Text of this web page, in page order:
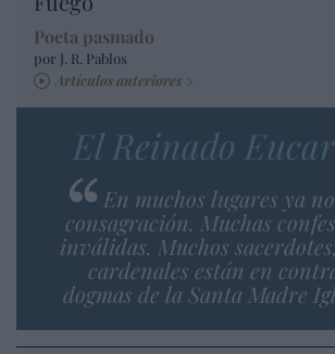
Poeta pasmado
por J. R. Pablos
Artículos anteriores
El Reinado
En muchos lugares ya
consagración. Muchas
inválidas. Muchos
cardenales están en
dogmas de la Santa Madre